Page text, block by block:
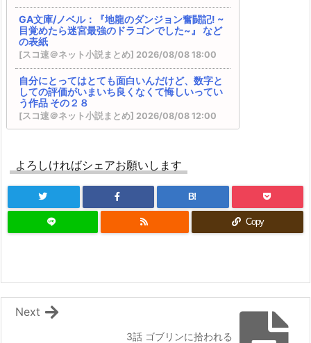
SQEXノベル：『天才魔法オタクが追放されて辺
境領主になったら、こうなりました! 1』 などの表
紙
完結済みのおすすめ作品 その１２
DREノベルス：『魔法の瓶詰職人システィナはく
じけない ~追放された呪われ王女は隠れた才能で
一から幸せを掴みます~』 などの表紙
『異世界★魔法少女― 転生初日に聖女扱いされま
したが、変身が罰ゲームすぎます！ ―』 『臆病魔
VRMMOの作品で何かオススメないですかね？ そ
の２５ ※再アンケート
BKブックス：『剣と魔法の世界に行きたいって言
ったよな?剣の魔法じゃなくてさ? ~ギフト「剣魔
法」でゲーム世界を美少女たちと駆け抜ける~』
カクヨム：『スキル無しゴトーさんは最弱のはず
ドラゴンノベルス：『幼馴染のS級パーティーか
やして最強へ! 5』 などの表紙
内政ものでオススメある？ その２０
Kラノベブックス：『【爆アド】生まれた直後か
GA文庫/ノベル：『地龍のダンジョン奮闘記! ~
目覚めたら迷宮最強のドラゴンでした~』 など
の表紙
[スコ速＠ネット小説まとめ] 2026/08/08 18:00
自分にとってはとても面白いんだけど、数字と
しての評価がいまいち良くなくて悔しいってい
う作品 その２８
[スコ速＠ネット小説まとめ] 2026/08/08 12:00
生】
ブシロードノベル：『現代忍者は万能ゆえに異
世界迷宮を一人でどこまでも深く潜る 1』 など
の表紙
りＪＫは、元日本人転生者の英雄一家に拾われ
異世界で生きる事にした ～授かった『創造魔
法』で最強の剣は作れない～』
[スコ速＠ネット小説まとめ] 2026/08/07 12:00
よろしければシェアお願いします
B!
Copy
3話 ゴブリンに拾われる
Next